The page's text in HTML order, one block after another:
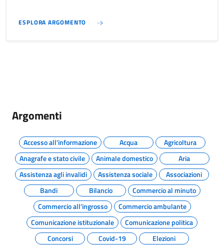
ESPLORA ARGOMENTO
Argomenti
Accesso all'informazione Acqua
Agricoltura
Anagrafe e stato civile
Animale domestico
Aria
Assistenza agli invalidi
Assistenza sociale
Associazioni
Bandi
Bilancio
Commercio al minuto
Commercio all'ingrosso
Commercio ambulante
Comunicazione istituzionale
Comunicazione politica
Concorsi
Covid-19 Elezioni